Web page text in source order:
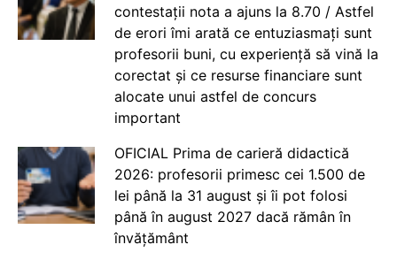
contestații nota a ajuns la 8.70 / Astfel
de erori îmi arată ce entuziasmați sunt
profesorii buni, cu experiență să vină la
corectat și ce resurse financiare sunt
alocate unui astfel de concurs
important
OFICIAL Prima de carieră didactică
2026: profesorii primesc cei 1.500 de
lei până la 31 august și îi pot folosi
până în august 2027 dacă rămân în
învățământ